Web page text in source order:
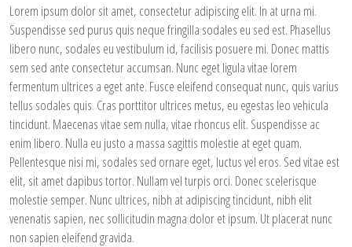
Lorem ipsum dolor sit amet, consectetur adipiscing elit. In at urna mi.
Suspendisse sed purus quis neque fringilla sodales eu sed est. Phasellus
libero nunc, sodales eu vestibulum id, facilisis posuere mi. Donec mattis
sem sed ante consectetur accumsan. Nunc eget ligula vitae lorem
fermentum ultrices a eget ante. Fusce eleifend consequat nunc, quis varius
tellus sodales quis. Cras porttitor ultrices metus, eu egestas leo vehicula
tincidunt. Maecenas vitae sem nulla, vitae rhoncus elit. Suspendisse ac
enim libero. Nulla eu justo a massa sagittis molestie at eget quam.
Pellentesque nisi mi, sodales sed ornare eget, luctus vel eros. Sed vitae est
elit, sit amet dapibus tortor. Nullam vel turpis orci. Donec scelerisque
molestie semper. Nunc ultrices, nibh at adipiscing tincidunt, nibh elit
venenatis sapien, nec sollicitudin magna dolor et ipsum. Ut placerat nunc
non sapien eleifend gravida.